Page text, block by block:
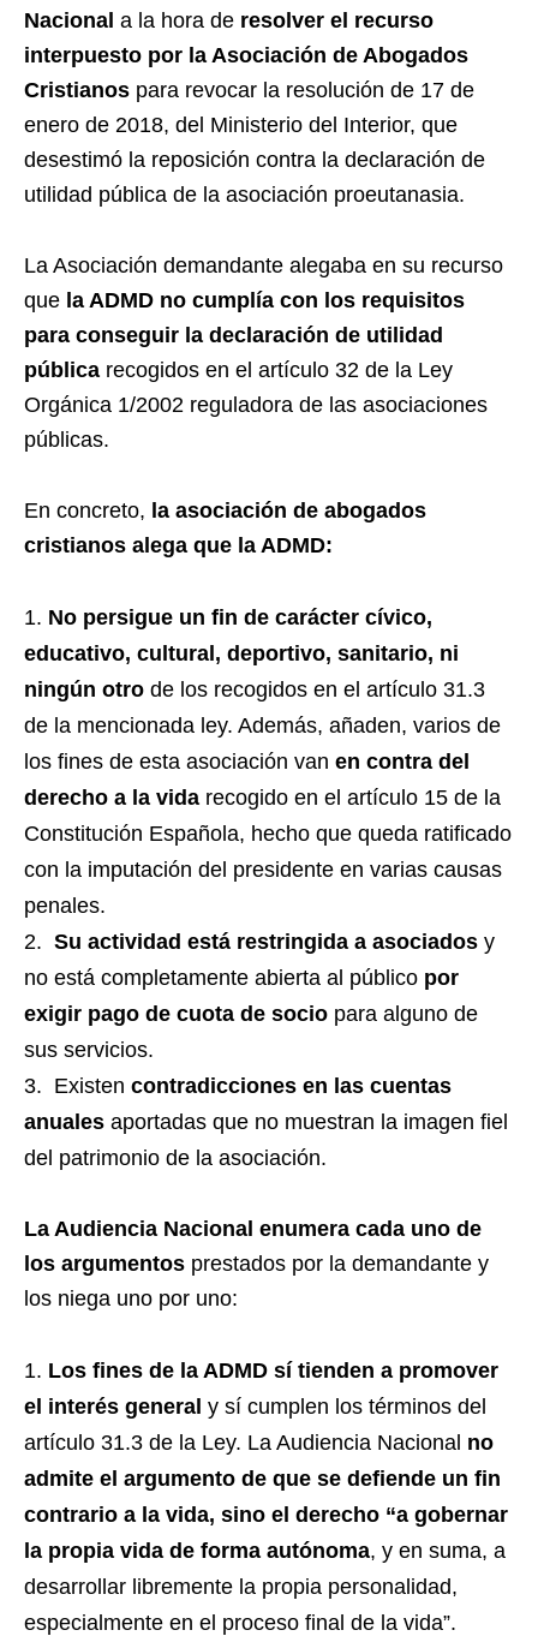
Nacional a la hora de resolver el recurso
interpuesto por la Asociación de Abogados
Cristianos para revocar la resolución de 17 de
enero de 2018, del Ministerio del Interior, que
desestimó la reposición contra la declaración de
utilidad pública de la asociación proeutanasia.
La Asociación demandante alegaba en su recurso
que la ADMD no cumplía con los requisitos
para conseguir la declaración de utilidad
pública recogidos en el artículo 32 de la Ley
Orgánica 1/2002 reguladora de las asociaciones
públicas.
En concreto, la asociación de abogados
cristianos alega que la ADMD:
No persigue un fin de carácter cívico,
educativo, cultural, deportivo, sanitario, ni
ningún otro de los recogidos en el artículo 31.3
de la mencionada ley. Además, añaden, varios de
los fines de esta asociación van en contra del
derecho a la vida recogido en el artículo 15 de la
Constitución Española, hecho que queda ratificado
con la imputación del presidente en varias causas
penales.
Su actividad está restringida a asociados y
no está completamente abierta al público por
exigir pago de cuota de socio para alguno de
sus servicios.
Existen contradicciones en las cuentas
anuales aportadas que no muestran la imagen fiel
del patrimonio de la asociación.
La Audiencia Nacional enumera cada uno de
los argumentos prestados por la demandante y
los niega uno por uno:
Los fines de la ADMD sí tienden a promover
el interés general y sí cumplen los términos del
artículo 31.3 de la Ley. La Audiencia Nacional no
admite el argumento de que se defiende un fin
contrario a la vida, sino el derecho “a gobernar
la propia vida de forma autónoma, y en suma, a
desarrollar libremente la propia personalidad,
especialmente en el proceso final de la vida”.